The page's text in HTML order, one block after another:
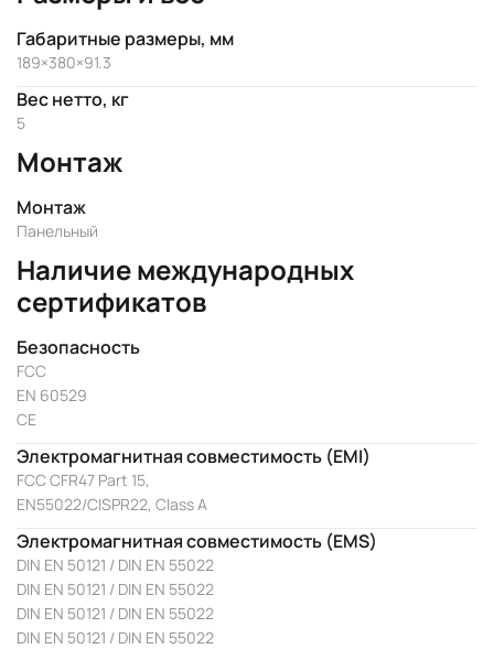
Габаритные размеры, мм
189×380×91.3
Вес нетто, кг
5
Монтаж
Монтаж
Панельный
Наличие международных
сертификатов
Безопасность
FCC
EN 60529
CE
Электромагнитная совместимость (EMI)
FCC CFR47 Part 15,
EN55022/CISPR22, Class A
Электромагнитная совместимость (EMS)
DIN EN 50121 / DIN EN 55022
DIN EN 50121 / DIN EN 55022
DIN EN 50121 / DIN EN 55022
DIN EN 50121 / DIN EN 55022